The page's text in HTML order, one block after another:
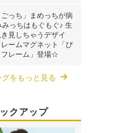
ごっち」まめっちが病
っちはもぐもぐ♪ 生
見しちゃうデザイ
レームマグネット「ぴ
フレーム」登場☆
をもっと見る
クアップ